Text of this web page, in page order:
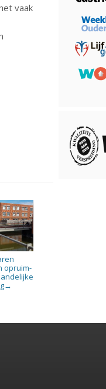
vaak
opruim-
→